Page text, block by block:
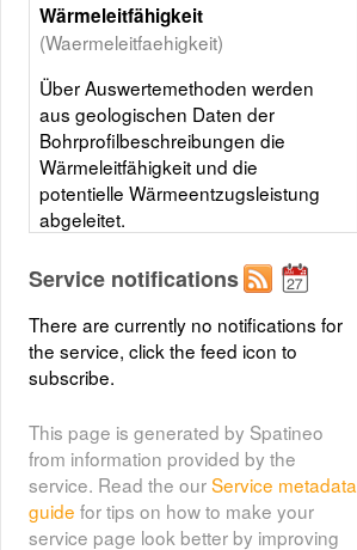
Wärmeleitfähigkeit
(Waermeleitfaehigkeit)
Über Auswertemethoden werden
aus geologischen Daten der
Bohrprofilbeschreibungen die
Wärmeleitfähigkeit und die
potentielle Wärmeentzugsleistung
abgeleitet.
Bohrpunktkarte
Die Bohrdatenbank für geologische
Aufschlüsse enthält digitale Daten
Landesgebiet. Alle geologischen
Bohrungen im Land Bremen
werden in einer Bohrdatenbank
archiviert, bisher in analoger Form.
Für Bremen und Bremerhaven
Service notifications
There are currently no notifications for
the service, click the feed icon to
subscribe.
This page is generated by Spatineo
from information provided by the
service. Read the ourService metadata
guide for tips on how to make your
service page look better by improving